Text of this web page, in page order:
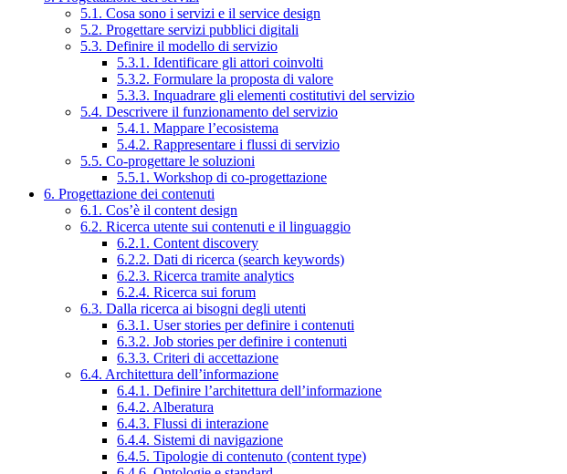
5.1. Cosa sono i servizi e il service design
5.2. Progettare servizi pubblici digitali
5.3. Definire il modello di servizio
5.3.1. Identificare gli attori coinvolti
5.3.2. Formulare la proposta di valore
5.3.3. Inquadrare gli elementi costitutivi del servizio
5.4. Descrivere il funzionamento del servizio
5.4.1. Mappare l’ecosistema
5.4.2. Rappresentare i flussi di servizio
5.5. Co-progettare le soluzioni
5.5.1. Workshop di co-progettazione
6. Progettazione dei contenuti
6.1. Cos’è il content design
6.2. Ricerca utente sui contenuti e il linguaggio
6.2.1. Content discovery
6.2.2. Dati di ricerca (search keywords)
6.2.3. Ricerca tramite analytics
6.2.4. Ricerca sui forum
6.3. Dalla ricerca ai bisogni degli utenti
6.3.1. User stories per definire i contenuti
6.3.2. Job stories per definire i contenuti
6.3.3. Criteri di accettazione
6.4. Architettura dell’informazione
6.4.1. Definire l’architettura dell’informazione
6.4.2. Alberatura
6.4.3. Flussi di interazione
6.4.4. Sistemi di navigazione
6.4.5. Tipologie di contenuto (content type)